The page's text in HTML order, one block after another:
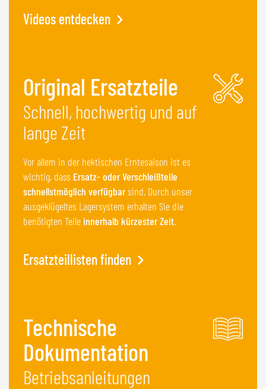
Videos entdecken
Original Ersatzteile
Schnell, hochwertig und auf
lange Zeit
Vor allem in der hektischen Erntesaison ist es
wichtig, dass Ersatz- oder Verschleißteile
schnellstmöglich verfügbarsind. Durch unser
ausgeklügeltes Lagersystem erhalten Sie die
benötigten Teileinnerhalb kürzester Zeit.
Ersatzteillisten finden
Technische
Dokumentation
Betriebsanleitungen